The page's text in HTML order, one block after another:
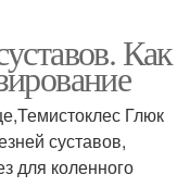
Как
Глюк
суставов,
для коленного